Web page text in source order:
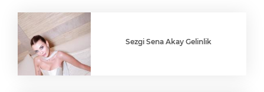
Sezgi Sena Akay Gelinlik